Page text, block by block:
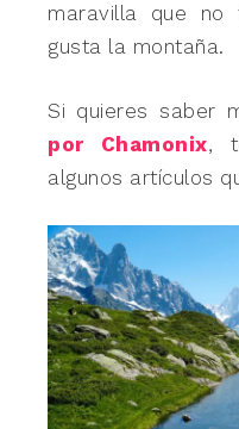
maravilla que
gusta la montaña.
Si quieres saber
por Chamonix,
algunos artículos